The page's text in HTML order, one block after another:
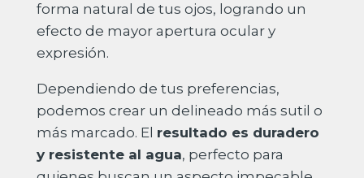
forma natural de tus ojos, logrando un
efecto de mayor apertura ocular y
expresión.
Dependiendo de tus preferencias,
podemos crear un delineado más sutil o
más marcado. El resultado es duradero
y resistente al agua, perfecto para